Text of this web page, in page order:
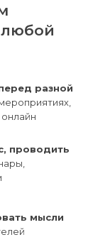
разной
проводить
мысли